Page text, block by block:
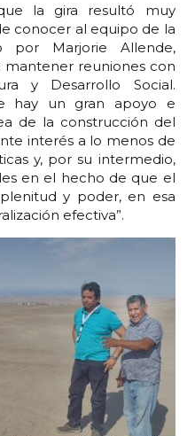
la gira resultó muy
conocer al equipo de la
por Marjorie Allende,
reuniones con
y Desarrollo Social.
hay un gran apoyo e
de la construcción del
interés a lo menos de
y, por su intermedio,
en el hecho de que el
y poder, en esa
efectiva”.